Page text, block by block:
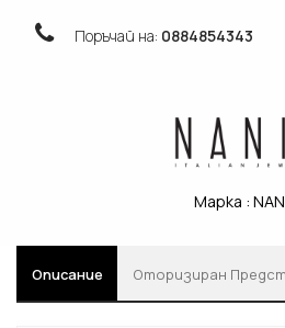
Поръчай на: 0884854343
Марка :
Описание Oторизиран